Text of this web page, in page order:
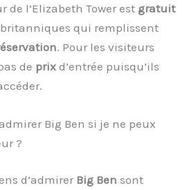
de l’Elizabeth Tower est gratuit
qui remplissent
. Pour les visiteurs
de prix d’entrée puisqu’ils
Big Ben si je ne peux
?
d’admirer Big Ben sont